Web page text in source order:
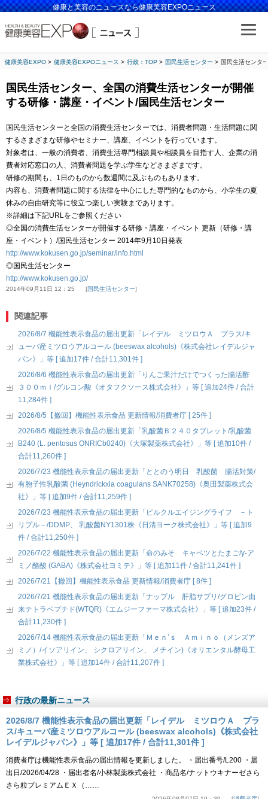
健康と美容のニュースなら健康美容EXPOニュース
健康美容EXPO 健康美容EXPOニュース 行政：TOP 国民生活センター 国民生活センタ
国民生活センター、全国の消費生活センターが開催
する研修・講座・イベント/国民生活センター
国民生活センターと全国の消費生活センターでは、消費者問題・生活問題に関
するさまざまな研修やセミナー、講座、イベントを行っています。
対象者は、一般の消費者、消費生活専門相談員や相談員を目指す人、企業の消
費者対応窓口の人、消費者問題を学ぶ学生などさまざまです。
研修の期間も、1日のものから数週間に及ぶものもあります。
内容も、消費者問題に関する法律を中心にした専門的なものから、小学生の夏
休みの自由研究等に役立つ楽しい実験まであります。
※詳細は下記URLをご参照ください
◎全国の消費生活センターが開催する研修・講座・イベント 更新（研修・講
座・イベント）/国民生活センター 2014年9月10日発表
http://www.kokusen.go.jp/seminar/info.html
◎国民生活センター
http://www.kokusen.go.jp/
2014年09月11日 12：25 国民生活センター
関連記事
2026/8/7 機能性表示食品の届出更新「レイデル ミツロウＡ プラス/キ
ューバ産ミツロウアルコール (beeswax alcohols)《株式会社レイデルジャ
パン》」等 [ 追加17件 / 合計11,301件 ]
2026/8/6 機能性表示食品の届出更新「りんご果汁だけでつくった腸活酢
３００ｍｌ/グルコン酸《オタフクソース株式会社》」等 [ 追加24件 / 合計
11,284件 ]
2026/8/5【撤回】機能性表示食品 更新情報/消費者庁 [ 25件 ]
2026/8/5 機能性表示食品の届出更新「乳酸菌Ｂ２４０タブレット/乳酸菌
B240 (L. pentosus ONRICb0240)《大塚製薬株式会社》」等 [ 追加10件 /
合計11,260件 ]
2026/7/23 機能性表示食品の届出更新「ととのう明日 乳酸菌 腸活対策/
有胞子性乳酸菌 (Heyndrickxia coagulans SANK70258)《奥田製薬株式会
社》」等 [ 追加9件 / 合計11,259件 ]
2026/7/23 機能性表示食品の届出更新「ピルクルエイジングライフ －ト
リプル－/DDMP、 乳酸菌NY1301株《日清ヨーク株式会社》」等 [ 追加9
件 / 合計11,250件 ]
2026/7/22 機能性表示食品の届出更新「命のみそ キャベツとたまご/γ-ア
ミノ酪酸 (GABA)《株式会社ヨミテ》」等 [ 追加11件 / 合計11,241件 ]
2026/7/21【撤回】機能性表示食品 更新情報/消費者庁 [ 8件 ]
2026/7/21 機能性表示食品の届出更新「ナップル 肝脂サプリ/グロビン由
来テトラペプチド(WTQR)《エムジーファーマ株式会社》」等 [ 追加23件 /
合計11,230件 ]
2026/7/14 機能性表示食品の届出更新「Ｍｅｎ’ｓ Ａｍｉｎｏ（メンズア
ミノ）/イソアリイン、 シクロアリイン、 メチイン)《オリエンタル酵母工
業株式会社》」等 [ 追加14件 / 合計11,207件 ]
行政の最新ニュース
2026/8/7 機能性表示食品の届出更新「レイデル ミツロウＡ プラ
ス/キューバ産ミツロウアルコール (beeswax alcohols)《株式会社
レイデルジャパン》」等 [ 追加17件 / 合計11,301件 ]
消費者庁は機能性表示食品の届出情報を更新しました。 ・届出番号/L200 ・届
出日/2026/04/28 ・届出者名/小林製薬株式会社 ・商品名/ナットウキナーゼさら
さら粒プレミアムＥＸ（……